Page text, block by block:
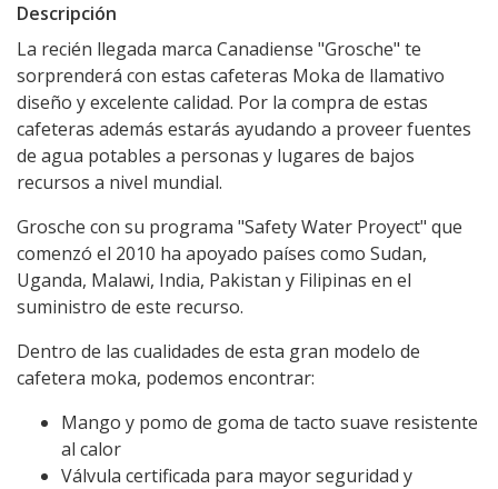
Descripción
La recién llegada marca Canadiense "Grosche" te
sorprenderá con estas cafeteras Moka de llamativo
diseño y excelente calidad. Por la compra de estas
cafeteras además estarás ayudando a proveer fuentes
de agua potables a personas y lugares de bajos
recursos a nivel mundial.
Grosche con su programa "Safety Water Proyect" que
comenzó el 2010 ha apoyado países como Sudan,
Uganda, Malawi, India, Pakistan y Filipinas en el
suministro de este recurso.
Dentro de las cualidades de esta gran modelo de
cafetera moka, podemos encontrar:
Mango y pomo de goma de tacto suave resistente
al calor
Válvula certificada para mayor seguridad y